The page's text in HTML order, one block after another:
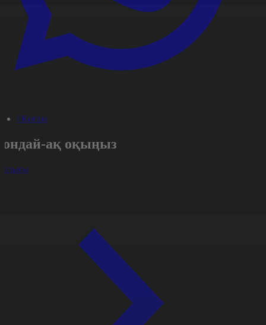
#Қоғам
ақ оқыңыз